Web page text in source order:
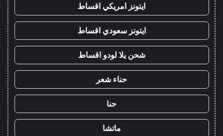
ايتونز امريكي اقساط
ايتونز سعودي اقساط
شحن يلا لودو اقساط
حناء شعر
حنا
ماتشا